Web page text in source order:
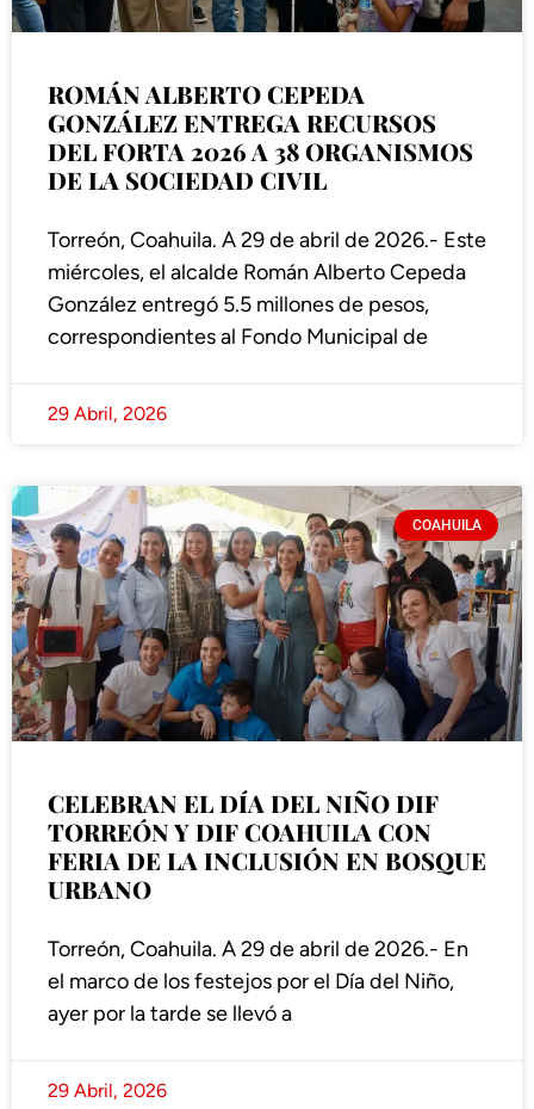
ROMÁN ALBERTO CEPEDA
GONZÁLEZ ENTREGA RECURSOS
DEL FORTA 2026 A 38 ORGANISMOS
DE LA SOCIEDAD CIVIL
Torreón, Coahuila. A 29 de abril de 2026.- Este
miércoles, el alcalde Román Alberto Cepeda
González entregó 5.5 millones de pesos,
correspondientes al Fondo Municipal de
29 Abril, 2026
COAHUILA
CELEBRAN EL DÍA DEL NIÑO DIF
TORREÓN Y DIF COAHUILA CON
FERIA DE LA INCLUSIÓN EN BOSQUE
URBANO
Torreón, Coahuila. A 29 de abril de 2026.- En
el marco de los festejos por el Día del Niño,
ayer por la tarde se llevó a
29 Abril, 2026